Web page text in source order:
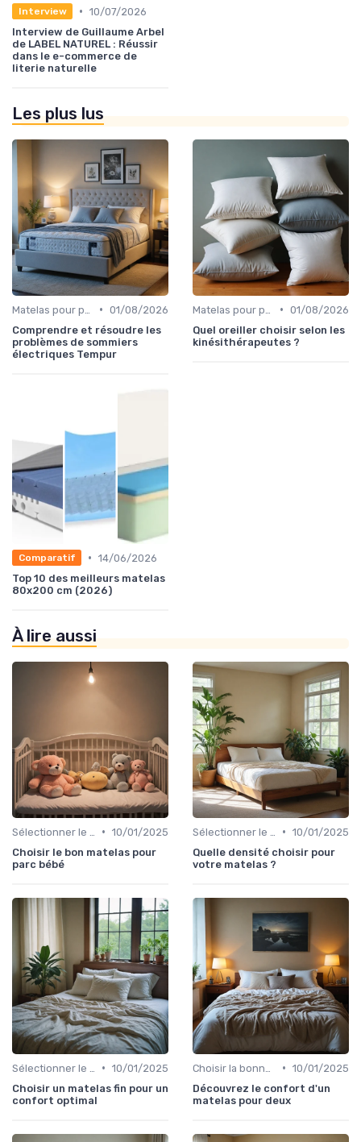
Interview • 10/07/2026
Interview de Guillaume Arbel
de LABEL NATUREL : Réussir
dans le e-commerce de
literie naturelle
Les plus lus
• 01/08/2026
Comprendre et résoudre les
problèmes de sommiers
électriques Tempur
• 01/08/2026
Quel oreiller choisir selon les
kinésithérapeutes ?
Comparatif • 14/06/2026
Top 10 des meilleurs matelas
80x200 cm (2026)
À lire aussi
• 10/01/2025
Choisir le bon matelas pour
parc bébé
• 10/01/2025
Quelle densité choisir pour
votre matelas ?
• 10/01/2025
Choisir un matelas fin pour un
confort optimal
• 10/01/2025
Découvrez le confort d'un
matelas pour deux